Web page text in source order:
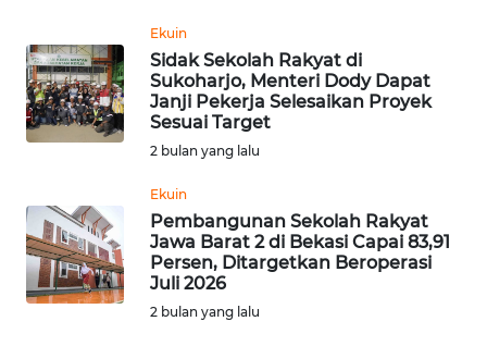
Ekuin
Sidak Sekolah Rakyat di
Sukoharjo, Menteri Dody Dapat
Janji Pekerja Selesaikan Proyek
Sesuai Target
2 bulan yang lalu
Ekuin
Pembangunan Sekolah Rakyat
Jawa Barat 2 di Bekasi Capai 83,91
Persen, Ditargetkan Beroperasi
Juli 2026
2 bulan yang lalu
WN
RIAU
WN
WN
JAMBI
WN